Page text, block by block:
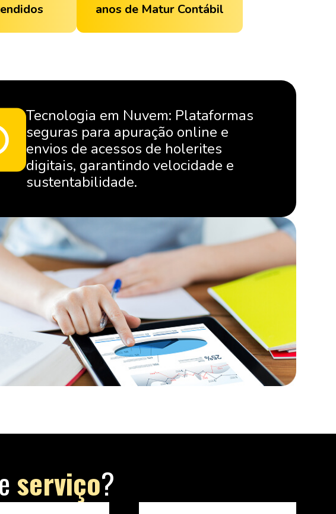
anos de Matur Contábil
Tecnologia em Nuvem: Plataformas
seguras para apuração online e
envios de acessos de holerites
digitais, garantindo velocidade e
sustentabilidade.
serviço?